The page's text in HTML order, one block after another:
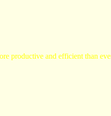
productive and efficient than